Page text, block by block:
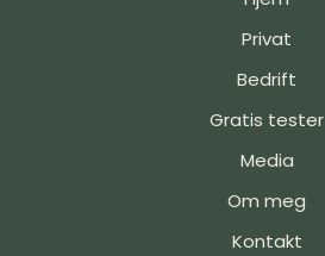
Privat
Bedrift
Gratis tester
Media
Om meg
Kontakt